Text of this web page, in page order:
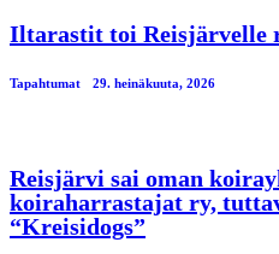
Iltarastit toi Reisjärvelle
Tapahtumat 29. heinäkuuta, 2026
Reisjärvi sai oman
koiraharrastajat ry,
“Kreisidogs”